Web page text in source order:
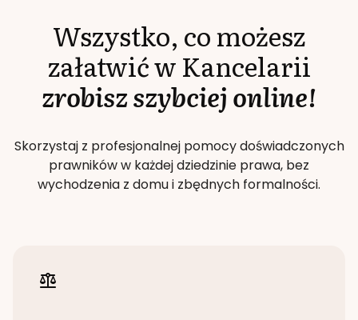
Wszystko, co możesz
załatwić w Kancelarii
zrobisz szybciej online!
Skorzystaj z profesjonalnej pomocy doświadczonych
prawników w każdej dziedzinie prawa, bez
wychodzenia z domu i zbędnych formalności.